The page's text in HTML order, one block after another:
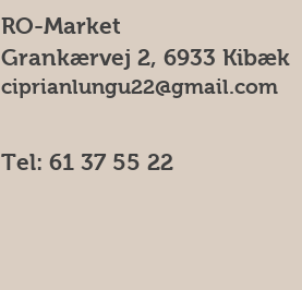
RO-Market
Grankærvej 2, 6933 Kibæk
ciprianlungu22@gmail.com
Tel: 61 37 55 22